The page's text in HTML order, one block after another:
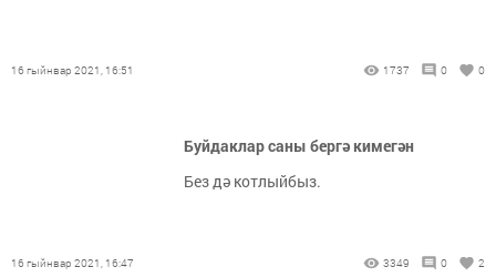
16 гыйнвар 2021, 16:51 1737 0 0
Буйдаклар саны бергә кимегән
Без дә котлыйбыз.
16 гыйнвар 2021, 16:47 3349 0 2